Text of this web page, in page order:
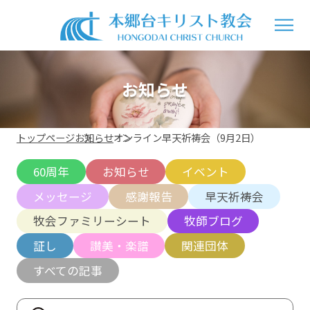
お知らせ
トップページお知らせオンライン早天祈祷会（9月2日）
60周年 お知らせ
イベント
メッセージ
感謝報告
早天祈祷会
牧会ファミリーシート
牧師ブログ
証し
讃美・楽譜
関連団体
すべての記事